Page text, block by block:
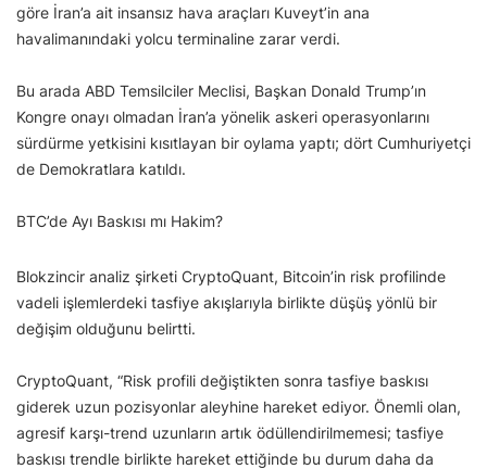
göre İran’a ait insansız hava araçları Kuveyt’in ana
havalimanındaki yolcu terminaline zarar verdi.
Bu arada ABD Temsilciler Meclisi, Başkan Donald Trump’ın
Kongre onayı olmadan İran’a yönelik askeri operasyonlarını
sürdürme yetkisini kısıtlayan bir oylama yaptı; dört Cumhuriyetçi
de Demokratlara katıldı.
BTC’de Ayı Baskısı mı Hakim?
Blokzincir analiz şirketi CryptoQuant, Bitcoin’in risk profilinde
vadeli işlemlerdeki tasfiye akışlarıyla birlikte düşüş yönlü bir
değişim olduğunu belirtti.
CryptoQuant, “Risk profili değiştikten sonra tasfiye baskısı
giderek uzun pozisyonlar aleyhine hareket ediyor. Önemli olan,
agresif karşı-trend uzunların artık ödüllendirilmemesi; tasfiye
baskısı trendle birlikte hareket ettiğinde bu durum daha da